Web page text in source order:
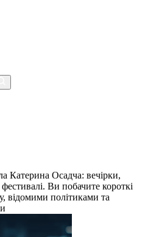
Катерина Осадча: вечірки,
Ви побачите короткі
відомими політиками та